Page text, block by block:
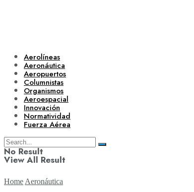
Aerolíneas
Aeronáutica
Aeropuertos
Columnistas
Organismos
Aeroespacial
Innovación
Normatividad
Fuerza Aérea
No Result
View All Result
Home Aeronáutica